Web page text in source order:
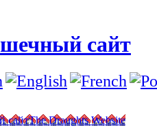
сайт
сайтThe Draughts Website